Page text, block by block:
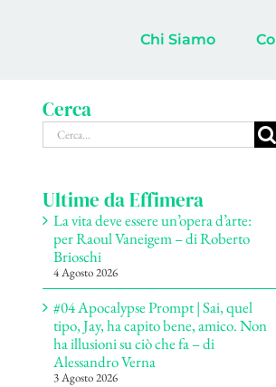
Chi Siamo
Cerca
Cerca
per:
Ultime da Effimera
La vita deve essere un’opera d’arte:
per Raoul Vaneigem – di Roberto
Brioschi
4 Agosto 2026
#04 Apocalypse Prompt | Sai, quel
tipo, Jay, ha capito bene, amico. Non
ha illusioni su ciò che fa – di
Alessandro Verna
3 Agosto 2026